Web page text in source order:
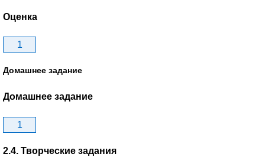
Оценка
1
Домашнее задание
Домашнее задание
1
2.4. Творческие задания